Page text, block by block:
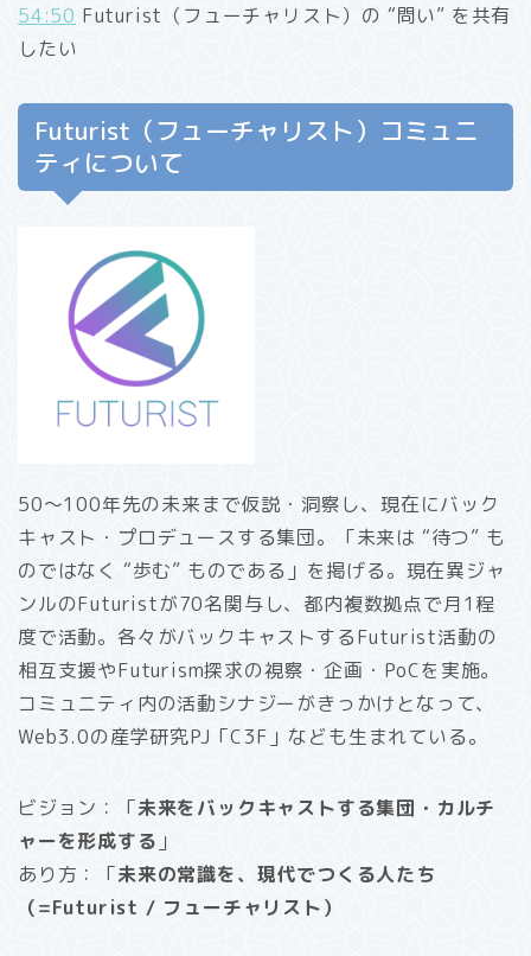
54:50 Futurist（フューチャリスト）の “問い” を共有
したい
Futurist（フューチャリスト）コミュニ
ティについて
50〜100年先の未来まで仮説・洞察し、現在にバック
キャスト・プロデュースする集団。「未来は “待つ” も
のではなく “歩む” ものである」を掲げる。現在異ジャ
ンルのFuturistが70名関与し、都内複数拠点で月1程
度で活動。各々がバックキャストするFuturist活動の
相互支援やFuturism探求の視察・企画・PoCを実施。
コミュニティ内の活動シナジーがきっかけとなって、
Web3.0の産学研究PJ「C3F」なども生まれている。
ビジョン：「未来をバックキャストする集団・カルチ
ャーを形成する 」
あり方：「未来の常識を、現代でつくる人たち
（=Futurist / フューチャリスト）